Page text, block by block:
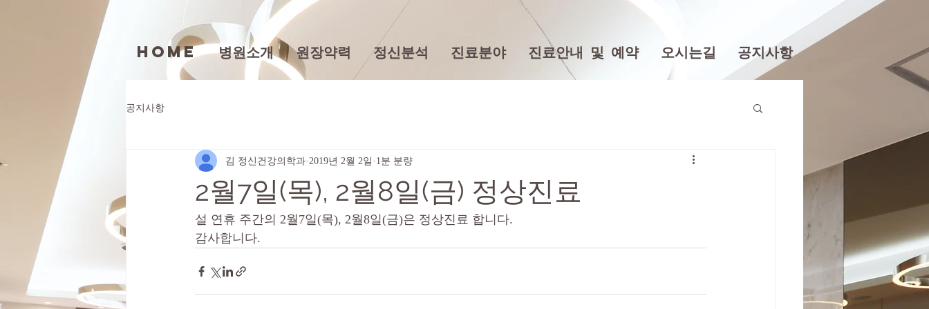
Home 병원소개 원장약력 정신분석 진료분야 진료안내 및 예약 오시는길 공지사항
공지사항
2월7일(목), 2월8일(금) 정상진료
김 정신건강의학과 2019년 2월 2일 1분 분량
설 연휴 주간의 2월7일(목), 2월8일(금)은 정상진료 합니다.
감사합니다.